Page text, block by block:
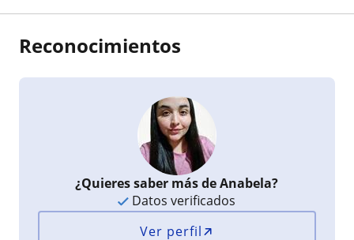
Reconocimientos
¿Quieres saber más de Anabela?
Datos verificados
Ver perfil